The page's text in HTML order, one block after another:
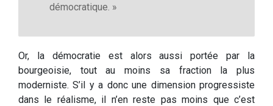
démocratique. »
Or, la démocratie est alors aussi portée par la
bourgeoisie, tout au moins sa fraction la plus
moderniste. S’il y a donc une dimension progressiste
dans le réalisme, il n’en reste pas moins que c’est